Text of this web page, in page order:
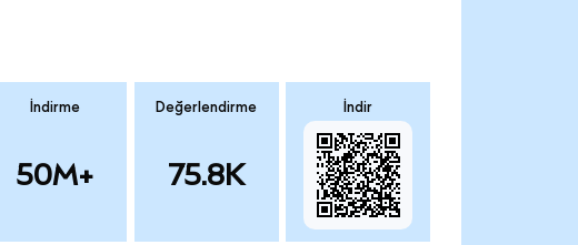
İndirme
50M+
Değerlendirme
75.8K
İndir